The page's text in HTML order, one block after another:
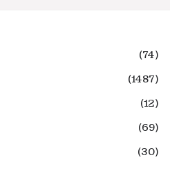
(74)
(1487)
(12)
(69)
(30)